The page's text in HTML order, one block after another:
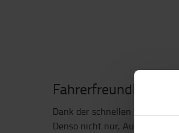
Fahrerfreundliche
Dank der schnellen
Denso nicht nur,